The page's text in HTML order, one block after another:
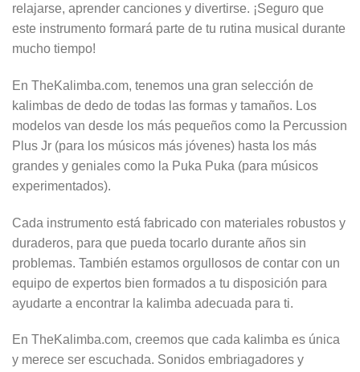
relajarse, aprender canciones y divertirse. ¡Seguro que
este instrumento formará parte de tu rutina musical durante
mucho tiempo!
En TheKalimba.com, tenemos una gran selección de
kalimbas de dedo de todas las formas y tamaños. Los
modelos van desde los más pequeños como la Percussion
Plus Jr (para los músicos más jóvenes) hasta los más
grandes y geniales como la Puka Puka (para músicos
experimentados).
Cada instrumento está fabricado con materiales robustos y
duraderos, para que pueda tocarlo durante años sin
problemas. También estamos orgullosos de contar con un
equipo de expertos bien formados a tu disposición para
ayudarte a encontrar la kalimba adecuada para ti.
En TheKalimba.com, creemos que cada kalimba es única
y merece ser escuchada. Sonidos embriagadores y